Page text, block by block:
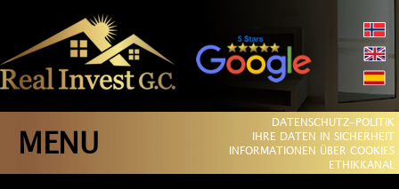
MENU
DATENSCHUTZ-POLITIK
IHRE DATEN IN SICHERHEIT
INFORMATIONEN ÜBER COOKIES
ETHIKKANAL